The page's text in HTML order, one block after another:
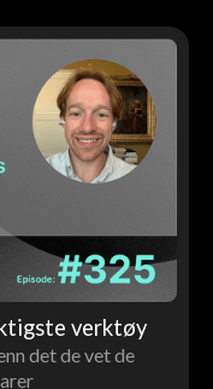
verktøy
det de vet de